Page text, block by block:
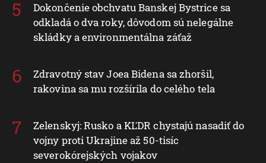
Dokončenie obchvatu Banskej Bystrice sa
odkladá o dva roky, dôvodom sú nelegálne
skládky a environmentálna záťaž
Zdravotný stav Joea Bidena sa zhoršil,
rakovina sa mu rozšírila do celého tela
Zelenskyj: Rusko a KĽDR chystajú nasadiť do
vojny proti Ukrajine až 50-tisíc
severokórejských vojakov